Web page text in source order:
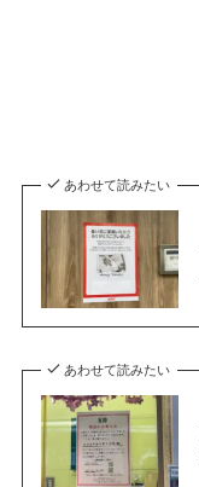
あわせて読みたい
あわせて読みたい